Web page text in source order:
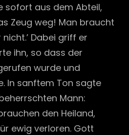
sofort aus dem Abteil,
Zeug weg! Man braucht
Dabei griff er
ihn, so dass der
wurde und
In sanftem Ton sagte
Mann:
den Heiland,
ewig verloren. Gott